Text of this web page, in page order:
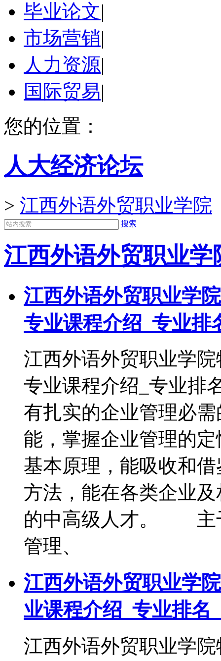
毕业论文|
市场营销|
人力资源|
国际贸易|
您的位置：
人大经济论坛
> 江西外语外贸职业学院
搜索
江西外语外贸职业学
江西外语外贸职业学
专业课程介绍_专业排
江西外语外贸职业学
专业课程介绍_专业排
有扎实的企业管理必
能，掌握企业管理的
基本原理，能吸收和
方法，能在各类企业
的中高级人才。 主
管理、
江西外语外贸职业学
业课程介绍_专业排名
江西外语外贸职业学